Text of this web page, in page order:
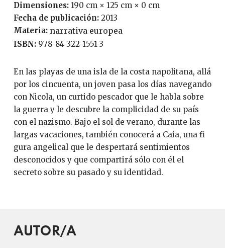
Dimensiones: 190 cm × 125 cm × 0 cm
Fecha de publicación:
2013
Materia: narrativa europea
ISBN: 978-84-322-1551-3
En las playas de una isla de la costa napolitana, allá
por los cincuenta, un joven pasa los días navegando
con Nicola, un curtido pescador que le habla sobre
la guerra y le descubre la complicidad de su país
con el nazismo. Bajo el sol de verano, durante las
largas vacaciones, también conocerá a Caia, una fi
gura angelical que le despertará sentimientos
desconocidos y que compartirá sólo con él el
secreto sobre su pasado y su identidad.
AUTOR/A